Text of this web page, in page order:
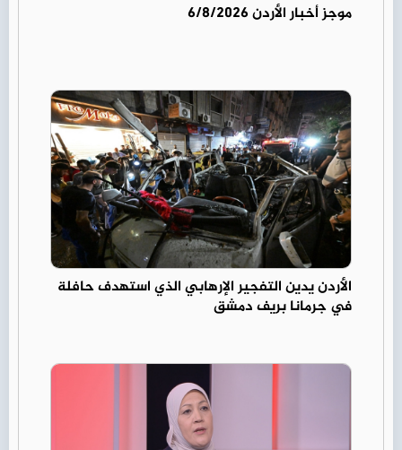
موجز أخبار الأردن 6/8/2026
الأردن يدين التفجير الإرهابي الذي استهدف حافلة
في جرمانا بريف دمشق